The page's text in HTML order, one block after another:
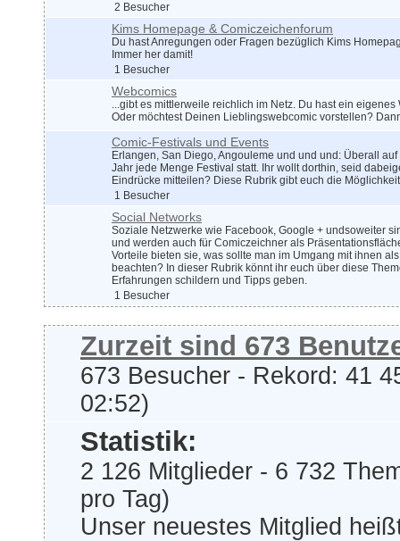
2 Besucher
Kims Homepage & Comiczeichenforum
Du hast Anregungen oder Fragen bezüglich Kims
Immer her damit!
1 Besucher
Webcomics
...gibt es mittlerweile reichlich im Netz. Du hast ein eigenes
Oder möchtest Deinen Lieblingswebcomic vorstellen?
Comic-Festivals und Events
Erlangen, San Diego, Angouleme und und und: Überall
Jahr jede Menge Festival statt. Ihr wollt dorthin, seid
Eindrücke mitteilen? Diese Rubrik gibt euch die
1 Besucher
Social Networks
Soziale Netzwerke wie Facebook, Google + undsoweiter
und werden auch für Comiczeichner als
Vorteile bieten sie, was sollte man im Umgang mit ihnen
beachten? In dieser Rubrik könnt ihr euch über diese
Erfahrungen schildern und Tipps geben.
1 Besucher
Zurzeit sind 673
673 Besucher - Rekord: 41
02:52)
Statistik:
2 126 Mitglieder - 6 732
pro Tag)
Unser neuestes Mitglied